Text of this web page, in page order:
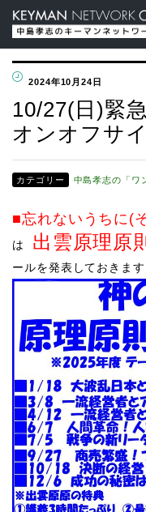
2024年10月24日
10/27(日)緊
オンオフサ
カテゴリー 中島孝志の「ワ
■忘れないうちに(
は 出雲原理原
ールを発表しておきます